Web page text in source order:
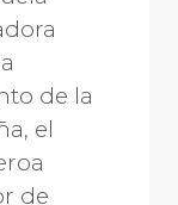
de la
el
de